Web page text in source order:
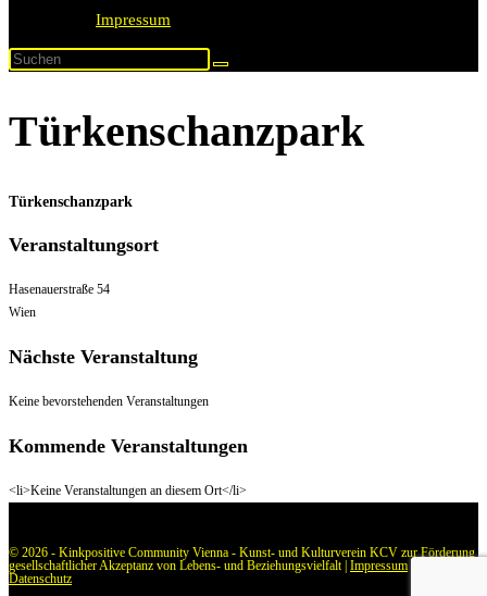
Impressum
Türkenschanzpark
Türkenschanzpark
Veranstaltungsort
Hasenauerstraße 54
Wien
Nächste Veranstaltung
Keine bevorstehenden Veranstaltungen
Kommende Veranstaltungen
<li>Keine Veranstaltungen an diesem Ort</li>
© 2026 - Kinkpositive Community Vienna - Kunst- und Kulturverein KCV zur Förderung
gesellschaftlicher Akzeptanz von Lebens- und Beziehungsvielfalt | Impressum
Datenschutz